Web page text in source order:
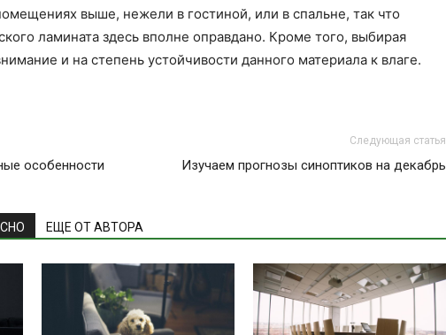
выше, нежели в гостиной, или в спальне, так что
ламината здесь вполне оправдано. Кроме того, выбирая
и на степень устойчивости данного материала к влаге.
особенности
Следующая статья
Изучаем прогнозы синоптиков на декабрь
ЕЩЕ ОТ АВТОРА